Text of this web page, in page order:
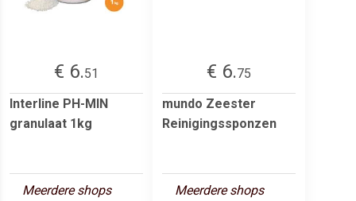
€ 6.51
Interline PH-MIN
granulaat 1kg
Meerdere shops
€ 6.75
mundo Zeester
Reinigingssponzen
Meerdere shops